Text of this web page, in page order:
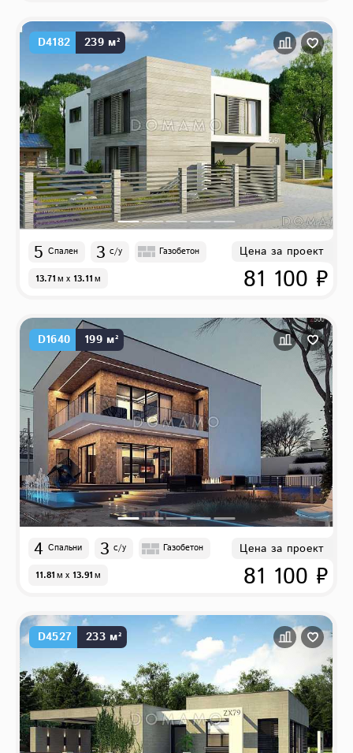
D4182 239 м²
5 Спален 3 с/у Газобетон
13.71м x 13.11м
Цена за проект
81 100 ₽
D1640 199 м²
4 Спальни 3 с/у Газобетон
11.81м x 13.91м
Цена за проект
81 100 ₽
D4527 233 м²